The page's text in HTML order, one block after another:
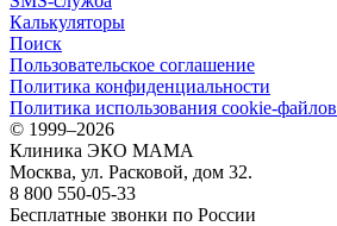
Калькуляторы
Поиск
Пользовательское соглашение
Политика конфиденциальности
Политика использования cookie-файлов
© 1999–2026
Клиника ЭКО МАМА
Москва, ул. Расковой, дом 32.
8 800 550-05-33
Бесплатные звонки по России